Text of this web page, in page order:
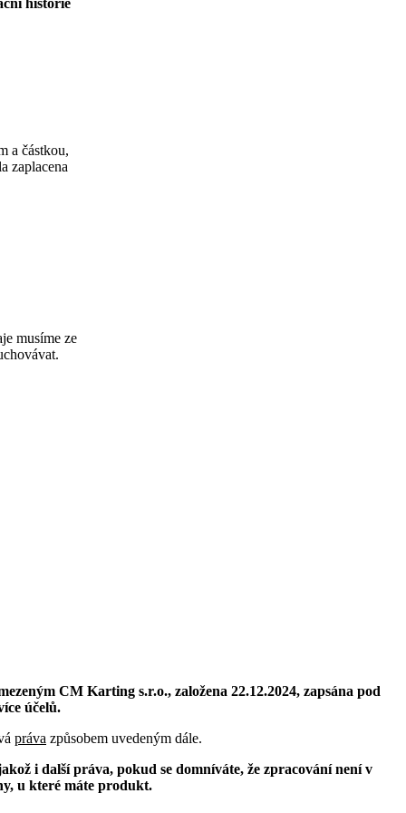
a částkou,
zaplacena
musíme ze
CM Karting s.r.o., založena 22.12.2024, zapsána pod
účelů.
práva způsobem uvedeným dále.
i další práva, pokud se domníváte, že zpracování není v
u které máte produkt.